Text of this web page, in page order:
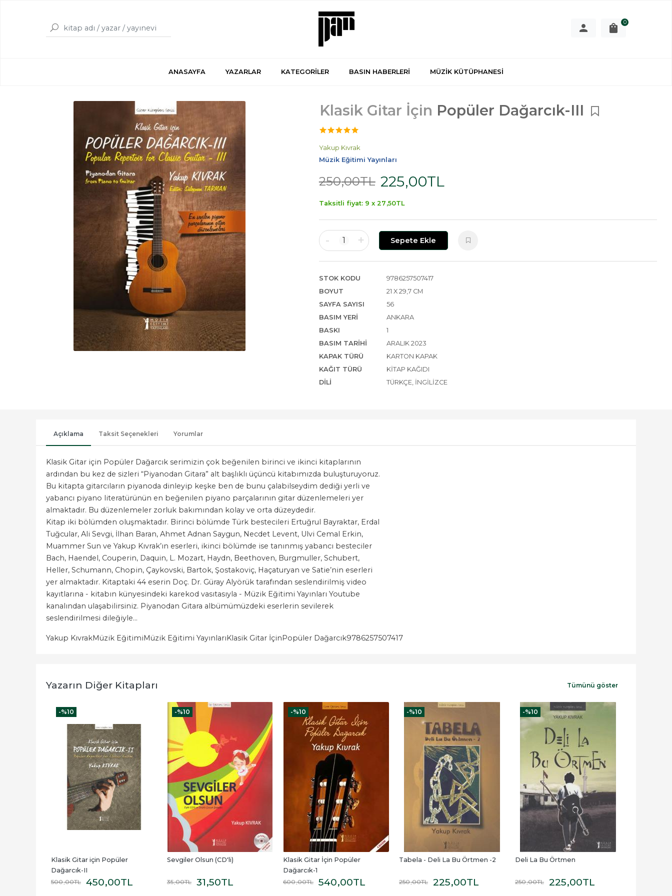
0
ANASAYFA YAZARLAR KATEGORİLER BASIN HABERLERİ MÜZİK KÜTÜPHANESİ
Klasik Gitar İçin Popüler Dağarcık-III
Yakup Kıvrak
Müzik Eğitimi Yayınları
250,00TL 225,00TL
Taksitli fiyat: 9 x 27 ,50TL
- 1 + Sepete Ekle
STOK KODU
9786257507417
BOYUT
21 X 29,7 CM
SAYFA SAYISI
56
BASIM YERI
ANKARA
BASKI
1
BASIM TARIHI
ARALIK 2023
KAPAK TÜRÜ
KARTON KAPAK
KAĞIT TÜRÜ
KITAP KAĞIDI
DILI
TÜRKÇE, İNGILIZCE
Açıklama Taksit Seçenekleri Yorumlar
Klasik Gitar için Popüler Dağarcık serimizin çok beğenilen birinci ve ikinci kitaplarının
ardından bu kez de sizleri “Piyanodan Gitara” alt başlıklı üçüncü kitabımızda buluşturuyoruz.
Bu kitapta gitarcıların piyanoda dinleyip keşke ben de bunu çalabilseydim dediği yerli ve
yabancı piyano literatürünün en beğenilen piyano parçalarının gitar düzenlemeleri yer
almaktadır. Bu düzenlemeler zorluk bakımından kolay ve orta düzeydedir.
Kitap iki bölümden oluşmaktadır. Birinci bölümde Türk bestecileri Ertuğrul Bayraktar, Erdal
Tuğcular, Ali Sevgi, İlhan Baran, Ahmet Adnan Saygun, Necdet Levent, Ulvi Cemal Erkin,
Muammer Sun ve Yakup Kıvrak’ın eserleri, ikinci bölümde ise tanınmış yabancı besteciler
Bach, Haendel, Couperin, Daquin, L. Mozart, Haydn, Beethoven, Burgmuller, Schubert,
Heller, Schumann, Chopin, Çaykovski, Bartok, Şostakoviç, Haçaturyan ve Satie’nin eserleri
yer almaktadır. Kitaptaki 44 eserin Doç. Dr. Güray Alyörük tarafından seslendirilmiş video
kayıtlarına - kitabın künyesindeki karekod vasıtasıyla - Müzik Eğitimi Yayınları Youtube
kanalından ulaşabilirsiniz. Piyanodan Gitara albümümüzdeki eserlerin sevilerek
seslendirilmesi dileğiyle…
Yakup KıvrakMüzik EğitimiMüzik Eğitimi YayınlarıKlasik Gitar İçinPopüler Dağarcık9786257507417
Yazarın Diğer Kitapları
-%10
Klasik Gitar için Popüler
Dağarcık-II
500,00TL 450,00TL
-%10
Sevgiler Olsun (CD'li)
35,00TL 31,50TL
-%10
Klasik Gitar İçin Popüler
Dağarcık-1
600,00TL 540,00TL
-%10
Tabela - Deli La Bu Örtmen -2
250,00TL 225,00TL
-%10
Deli La Bu Örtmen
250,00TL 225,00TL
Tümünü göster